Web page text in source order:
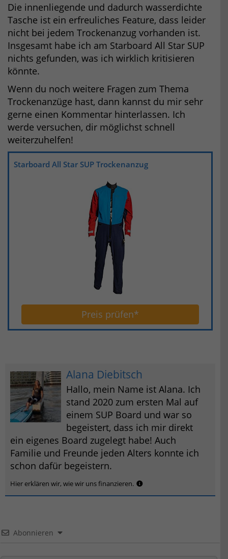
Die innenliegende und dadurch wasserdichte
Tasche ist ein erfreuliches Feature, dass leider
nicht bei jedem Trockenanzug vorhanden ist.
Insgesamt habe ich am Starboard All Star SUP
nichts gefunden, was ich wirklich kritisieren
könnte.
Wenn du noch weitere Fragen zum Thema
Trockenanzüge hast, dann kannst du mir sehr
gerne einen Kommentar hinterlassen. Ich
werde versuchen, dir möglichst schnell
weiterzuhelfen!
Starboard All Star SUP Trockenanzug
Preis prüfen*
Alana Diebitsch
Hallo, mein Name ist Alana. Ich
stand 2020 zum ersten Mal auf
einem SUP Board und war so
begeistert, dass ich mir direkt
ein eigenes Board zugelegt habe! Auch
Familie und Freunde jeden Alters konnte ich
schon dafür begeistern.
Hier erklären wir, wie wir uns finanzieren.
Abonnieren